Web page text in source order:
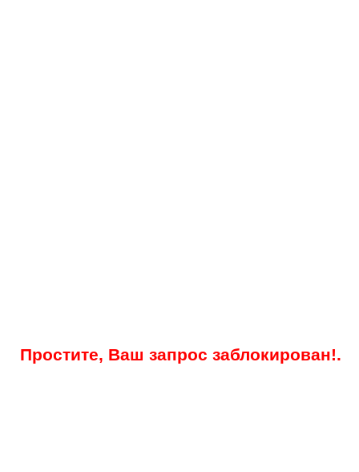
Простите, Ваш запрос заблокирован!.